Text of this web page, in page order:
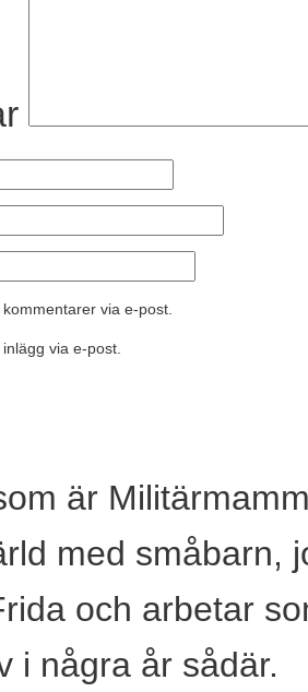
via e-post.
via e-post.
är
med småbarn,
och arbetar
i några år sådär.